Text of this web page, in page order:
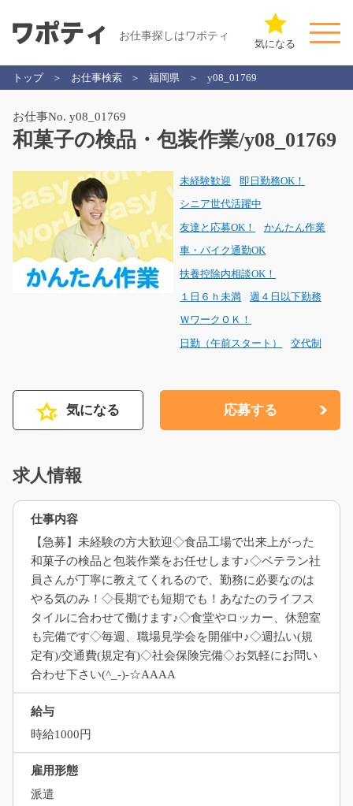
お仕事探しはワポティ
気になる
トップ お仕事検索 福岡県 y08_01769
お仕事No. y08_01769
和菓子の検品・包装作業/y08_01769
未経験歓迎 即日勤務OK！
シニア世代活躍中
友達と応募OK！ かんたん作業
車・バイク通勤OK
扶養控除内相談OK！
１日６ｈ未満 週４日以下勤務
ＷワークＯＫ！
日勤（午前スタート） 交代制
気になる 応募する
求人情報
仕事内容
【急募】未経験の方大歓迎◇食品工場で出来上がった
和菓子の検品と包装作業をお任せします♪◇ベテラン社
員さんが丁寧に教えてくれるので、勤務に必要なのは
やる気のみ！◇長期でも短期でも！あなたのライフス
タイルに合わせて働けます♪◇食堂やロッカー、休憩室
も完備です◇毎週、職場見学会を開催中♪◇週払い(規
定有)/交通費(規定有)◇社会保険完備◇お気軽にお問い
合わせ下さい(^_-)-☆AAAA
給与
時給1000円
雇用形態
派遣